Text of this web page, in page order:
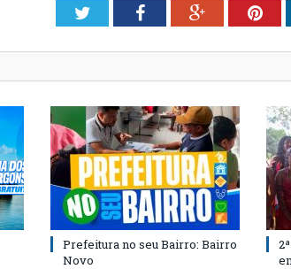
TwitterFacebookGoogle+
Prefeitura no seu Bairro: Bairro
Novo